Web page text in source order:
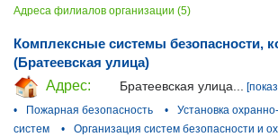
Адреса филиалов организации (5)
Комплексные системы безопасности,
(Братеевская улица)
Адрес:
Братеевская улица...
•
Пожарная безопасность •
Установка
систем
•
Организация систем безопасности и